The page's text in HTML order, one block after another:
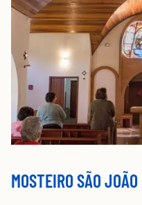
MOSTEIRO SÃO JOÃO